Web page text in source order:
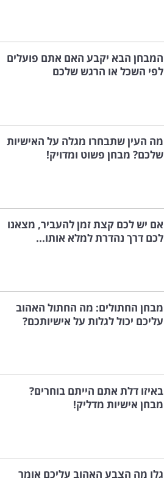
המבחן הבא יקבע האם אתם פועלים
לפי השכל או הרגש שלכם
מה העין שתבחרו מגלה על האישיות
שלכם? מבחן פשוט ומדויק!
אם יש לכם קצת זמן להעביר, מצאנו
לכם דרך נהדרת למלא אותו...
מבחן החתולים: מה החתול האהוב
עליכם יכול לגלות על אישיותכם?
באיזו דלת אתם הייתם בוחרים?
מבחן אישיות מדליק!
גלו מה הצבע האהוב עליכם אומר